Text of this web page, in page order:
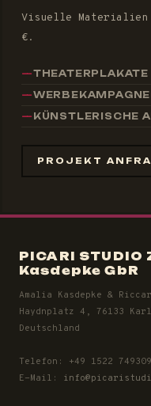
Visuelle Materialien
€.
KÜNSTLERISCHE
PROJEKT
PICARI
Kasdepke GbR
Amalia Kasdepke &
Haydnplatz 4, 76133
Deutschland
Telefon: +49 1522
E-Mail: